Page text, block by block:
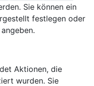
Sie können ein
festlegen oder
Aktionen, die
wurden. Sie